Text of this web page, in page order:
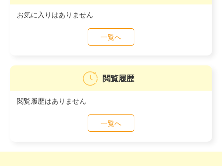
お気に入りはありません
一覧へ
閲覧履歴
閲覧履歴はありません
一覧へ